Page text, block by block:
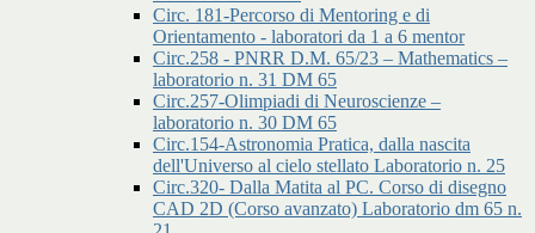
Circ. 181-Percorso di Mentoring e di
Orientamento - laboratori da 1 a 6 mentor
Circ.258 - PNRR D.M. 65/23 – Mathematics –
laboratorio n. 31 DM 65
Circ.257-Olimpiadi di Neuroscienze –
laboratorio n. 30 DM 65
Circ.154-Astronomia Pratica, dalla nascita
dell'Universo al cielo stellato Laboratorio n. 25
Circ.320- Dalla Matita al PC. Corso di disegno
CAD 2D (Corso avanzato) Laboratorio dm 65 n.